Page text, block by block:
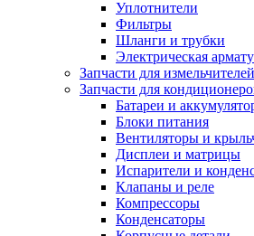
Уплотнители
Фильтры
Шланги и трубки
Электрическая
Запчасти для
Запчасти для
Батареи и
Блоки питания
Вентиляторы и
Дисплеи и матрицы
Испарители и
Клапаны и реле
Компрессоры
Конденсаторы